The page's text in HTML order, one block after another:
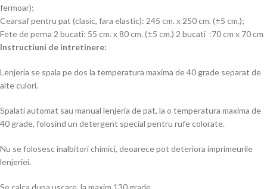
fermoar);
Cearsaf pentru pat (clasic, fara elastic): 245 cm. x 250 cm. (±5 cm.);
Fete de perna 2 bucati: 55 cm. x 80 cm. (±5 cm.) 2 bucati :70 cm x 70 cm
Instructiuni de intretinere:
Lenjeria se spala pe dos la temperatura maxima de 40 grade separat de
alte culori.
Spalati automat sau manual lenjeria de pat, la o temperatura maxima de
40 grade, folosind un detergent special pentru rufe colorate.
Nu se folosesc inalbitori chimici, deoarece pot deteriora imprimeurile
lenjeriei.
Se calca dupa uscare, la maxim 130 grade.